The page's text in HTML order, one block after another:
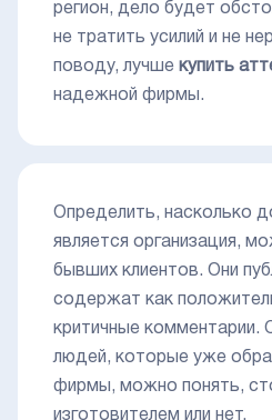
регион, дело будет
не тратить усилий и не
поводу, лучше купить
надежной фирмы.
Определить, насколько
является организация,
бывших клиентов. Они
содержат как
критичные комментарии.
людей, которые уже
фирмы, можно понять,
изготовителем или нет.